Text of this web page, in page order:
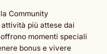
Community
più attese dai
momenti speciali
bonus e vivere